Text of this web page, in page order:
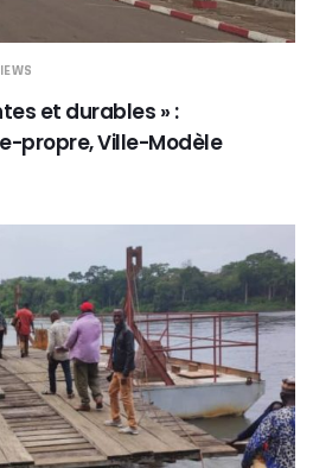
et durables » :
propre, Ville-Modèle